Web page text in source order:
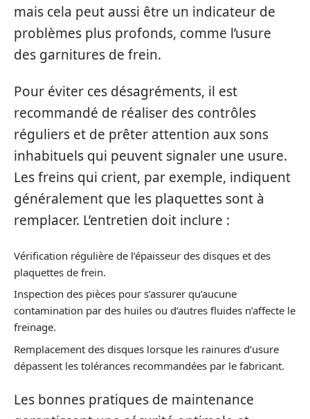
mais cela peut aussi être un indicateur de
problèmes plus profonds, comme l’usure
des garnitures de frein.
Pour éviter ces désagréments, il est
recommandé de réaliser des contrôles
réguliers et de prêter attention aux sons
inhabituels qui peuvent signaler une usure.
Les freins qui crient, par exemple, indiquent
généralement que les plaquettes sont à
remplacer. L’entretien doit inclure :
Vérification régulière de l’épaisseur des disques et des
plaquettes de frein.
Inspection des pièces pour s’assurer qu’aucune
contamination par des huiles ou d’autres fluides n’affecte le
freinage.
Remplacement des disques lorsque les rainures d’usure
dépassent les tolérances recommandées par le fabricant.
Les bonnes pratiques de maintenance